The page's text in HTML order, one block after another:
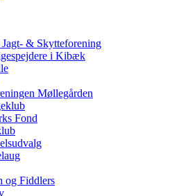
& Skytteforening
i Kibæk
Møllegården
Fond
og Fiddlers